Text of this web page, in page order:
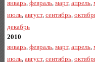
январь, февраль, март, апрель,
июль, август, сентябрь,
декабрь
2010
январь, февраль, март, апрель,
июль, август, сентябрь,